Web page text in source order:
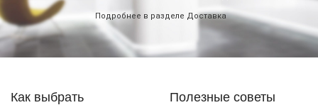
Подробнее в разделе Доставка
Как выбрать Полезные советы